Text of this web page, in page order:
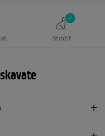
Strážiť